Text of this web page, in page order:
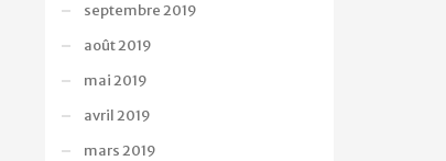
septembre 2019
août 2019
mai 2019
avril 2019
mars 2019